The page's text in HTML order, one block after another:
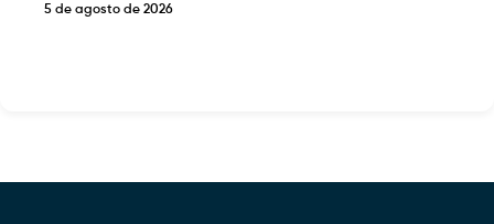
5 de agosto de 2026